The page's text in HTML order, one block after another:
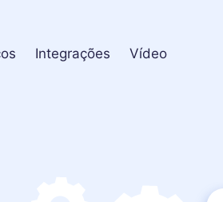
Integrações Vídeo